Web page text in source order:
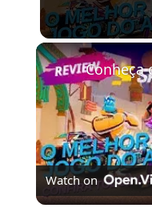
Watch on